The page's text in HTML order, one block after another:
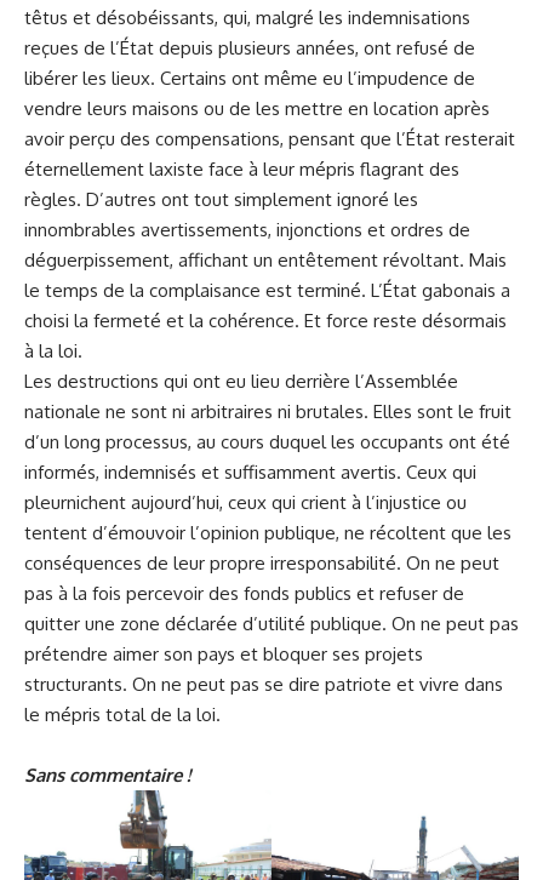
têtus et désobéissants, qui, malgré les indemnisations
reçues de l’État depuis plusieurs années, ont refusé de
libérer les lieux. Certains ont même eu l’impudence de
vendre leurs maisons ou de les mettre en location après
avoir perçu des compensations, pensant que l’État resterait
éternellement laxiste face à leur mépris flagrant des
règles. D’autres ont tout simplement ignoré les
innombrables avertissements, injonctions et ordres de
déguerpissement, affichant un entêtement révoltant. Mais
le temps de la complaisance est terminé. L’État gabonais a
choisi la fermeté et la cohérence. Et force reste désormais
à la loi.
Les destructions qui ont eu lieu derrière l’Assemblée
nationale ne sont ni arbitraires ni brutales. Elles sont le fruit
d’un long processus, au cours duquel les occupants ont été
informés, indemnisés et suffisamment avertis. Ceux qui
pleurnichent aujourd’hui, ceux qui crient à l’injustice ou
tentent d’émouvoir l’opinion publique, ne récoltent que les
conséquences de leur propre irresponsabilité. On ne peut
pas à la fois percevoir des fonds publics et refuser de
quitter une zone déclarée d’utilité publique. On ne peut pas
prétendre aimer son pays et bloquer ses projets
structurants. On ne peut pas se dire patriote et vivre dans
le mépris total de la loi.
Sans commentaire !